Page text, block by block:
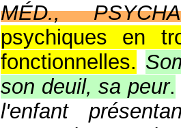
MÉD.,
psychiques en
fonctionnelles.
son deuil, sa peur.
l'enfant